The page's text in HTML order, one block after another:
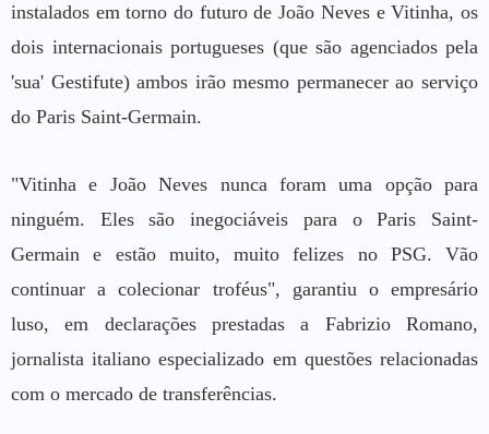
instalados em torno do futuro de João Neves e Vitinha, os
dois internacionais portugueses (que são agenciados pela
'sua' Gestifute) ambos irão mesmo permanecer ao serviço
do Paris Saint-Germain.
"Vitinha e João Neves nunca foram uma opção para
ninguém. Eles são inegociáveis para o Paris Saint-
Germain e estão muito, muito felizes no PSG. Vão
continuar a colecionar troféus", garantiu o empresário
luso, em declarações prestadas a Fabrizio Romano,
jornalista italiano especializado em questões relacionadas
com o mercado de transferências.